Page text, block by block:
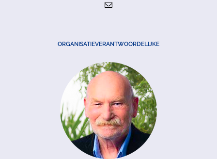
ORGANISATIEVERANTWOORDELIJKE